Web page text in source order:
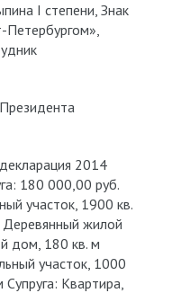
I степени, Знак
Петербургом»,
2014
180 000,00 руб.
участок, 1900 кв.
Деревянный жилой
дом, 180 кв. м
участок, 1000
Супруга: Квартира,